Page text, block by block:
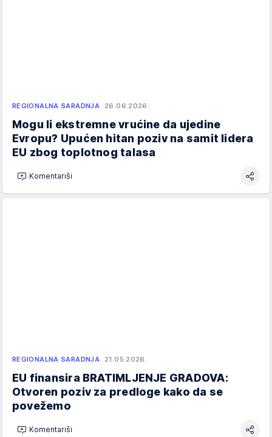
REGIONALNA SARADNJA 26.06.2026.
Mogu li ekstremne vrućine da ujedine
Evropu? Upućen hitan poziv na samit lidera
EU zbog toplotnog talasa
Komentariši
REGIONALNA SARADNJA 21.05.2026.
EU finansira BRATIMLJENJE GRADOVA:
Otvoren poziv za predloge kako da se
povežemo
Komentariši